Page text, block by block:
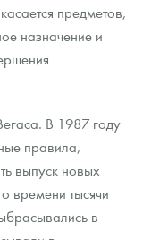
предметов,
назначение и
В 1987 году
правила,
выпуск новых
времени тысячи
в